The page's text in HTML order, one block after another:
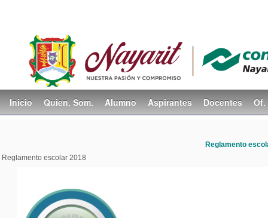
Inicio Quien. Som. Alumno Aspirantes Docentes Of.
Reglamento
Reglamento escolar 2018